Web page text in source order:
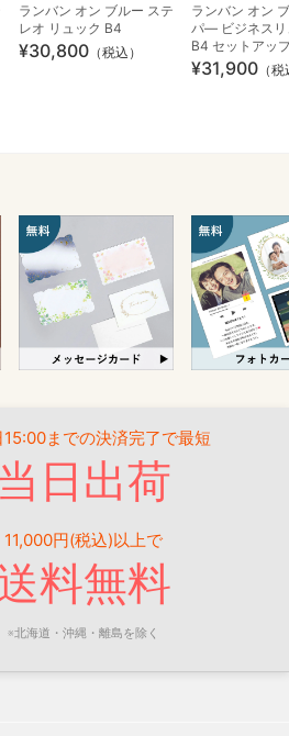
ランバン オン ブルー ステ
レオ リュック B4
¥30,800 （税込）
ランバン オン
パ― ビジネスリ
B4 セットアッ
¥31,900 （
までの決済完了で最短
当日出荷
11,000円(税込)以上で
料無料
※北海道・沖縄・離島を除く